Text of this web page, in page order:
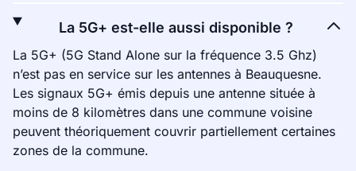
La 5G+ est-elle aussi disponible ?
La 5G+ (5G Stand Alone sur la fréquence 3.5 Ghz)
n’est pas en service sur les antennes à Beauquesne.
Les signaux 5G+ émis depuis une antenne située à
moins de 8 kilomètres dans une commune voisine
peuvent théoriquement couvrir partiellement certaines
zones de la commune.